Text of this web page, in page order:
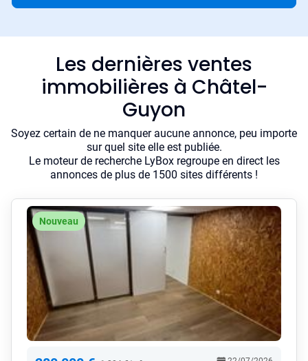
Les dernières ventes
immobilières à Châtel-
Guyon
Soyez certain de ne manquer aucune annonce, peu importe
sur quel site elle est publiée.
Le moteur de recherche LyBox regroupe en direct les
annonces de plus de 1500 sites différents !
Nouveau